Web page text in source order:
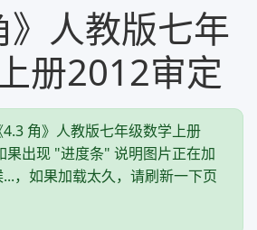
》人教版七年
册2012审定
角》人教版七年级数学上册
果出现 "进度条" 说明图片正在加
，如果加载太久，请刷新一下页